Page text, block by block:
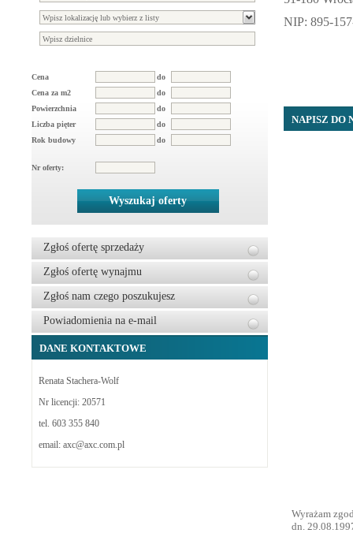
Cena
do
Cena za m2
do
Powierzchnia
do
Liczba pięter
do
Rok budowy
do
Nr oferty:
Wyszukaj oferty
Zgłoś ofertę sprzedaży
Zgłoś ofertę wynajmu
Zgłoś nam czego poszukujesz
Powiadomienia na e-mail
DANE KONTAKTOWE
Renata Stachera-Wolf
Nr licencji: 20571
tel. 603 355 840
email: axc@axc.com.pl
NIP: 895-
NAPISZ DO
Wyrażam
dn.